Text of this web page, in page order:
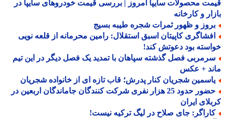
محصولات سایپا امروز | بررسی قیمت خودروهای سایپا در
و کارخانه
و ظهور ثمرات شجره طیبه بسیج
کاپیتان اسبق استقلال: رامین محرمانه از قلعه نویی
بود دعوتش کند!
فصل گذشته سپاهان با تمدید یک فصل دیگر در این تیم
+ عکس
شجریان کنار پدرش؛ قاب تازه ای از خانواده شجریان
حضور حدود 25 هزار نفری شرکت کنندگان جاماندگان اربعین در
ایران
جای صلاح در لیگ ترکیه نیست!